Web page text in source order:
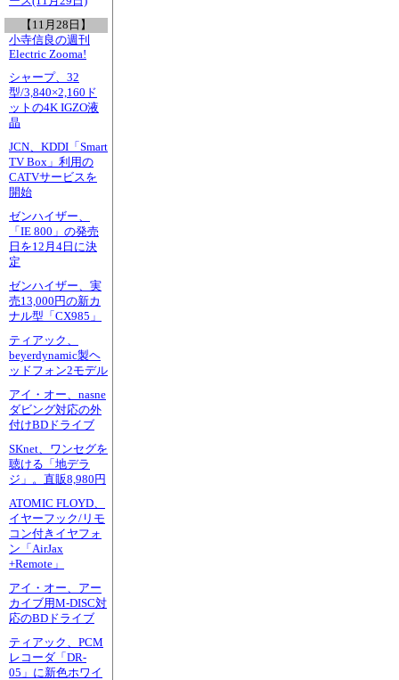
【11月28日】
小寺信良の週刊
Electric Zooma!
シャープ、32
型/3,840×2,160ド
ットの4K IGZO液
晶
JCN、KDDI「Smart
TV Box」利用の
CATVサービスを
開始
ゼンハイザー、
「IE 800」の発売
日を12月4日に決
定
ゼンハイザー、実
売13,000円の新カ
ナル型「CX985」
ティアック、
beyerdynamic製ヘ
ッドフォン2モデル
アイ・オー、nasne
ダビング対応の外
付けBDドライブ
SKnet、ワンセグを
聴ける「地デラ
ジ」。直販8,980円
ATOMIC FLOYD、
イヤーフック/リモ
コン付きイヤフォ
ン「AirJax
+Remote」
アイ・オー、アー
カイブ用M-DISC対
応のBDドライブ
ティアック、PCM
レコーダ「DR-
05」に新色ホワイ